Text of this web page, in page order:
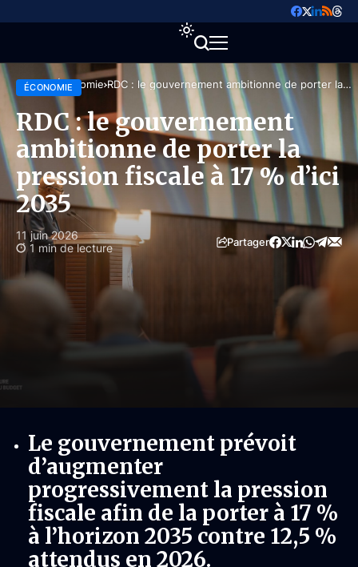
Accueil Économie RDC : le gouvernement ambitionne de porter la
pression fiscale à 17 % d’ici 2035
ÉCONOMIE
RDC : le gouvernement
ambitionne de porter la
pression fiscale à 17 % d’ici
2035
11 juin 2026
1 min de lecture
Partager
Le gouvernement prévoit
d’augmenter
progressivement la pression
fiscale afin de la porter à 17 %
à l’horizon 2035 contre 12,5 %
attendus en 2026.